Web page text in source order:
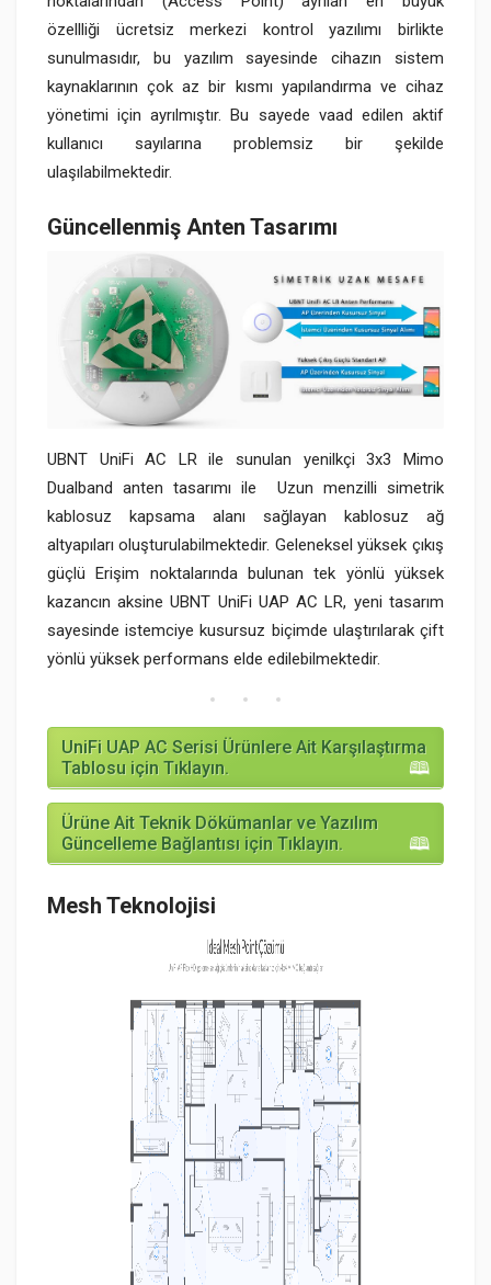
özellliği ücretsiz merkezi kontrol yazılımı birlikte
sunulmasıdır, bu yazılım sayesinde cihazın sistem
kaynaklarının çok az bir kısmı yapılandırma ve cihaz
yönetimi için ayrılmıştır. Bu sayede vaad edilen aktif
kullanıcı sayılarına problemsiz bir şekilde
ulaşılabilmektedir.
Güncellenmiş Anten Tasarımı
UBNT UniFi AC LR ile sunulan yenilkçi 3x3 Mimo
Dualband anten tasarımı ile Uzun menzilli simetrik
kablosuz kapsama alanı sağlayan kablosuz ağ
altyapıları oluşturulabilmektedir. Geleneksel yüksek çıkış
güçlü Erişim noktalarında bulunan tek yönlü yüksek
kazancın aksine UBNT UniFi UAP AC LR, yeni tasarım
sayesinde istemciye kusursuz biçimde ulaştırılarak çift
yönlü yüksek performans elde edilebilmektedir.
UniFi UAP AC Serisi Ürünlere Ait Karşılaştırma
Tablosu için Tıklayın.
Ürüne Ait Teknik Dökümanlar ve Yazılım
Güncelleme Bağlantısı için Tıklayın.
Mesh Teknolojisi